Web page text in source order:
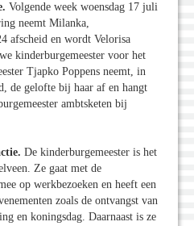
Volgende week woensdag 17 juli
neemt Milanka,
afscheid en wordt Velorisa
kinderburgemeester voor het
Tjapko Poppens neemt, in
de gelofte bij haar af en hangt
ambtsketen bij
De kinderburgemeester is het
Ze gaat met de
op werkbezoeken en heeft een
zoals de ontvangst van
en koningsdag. Daarnaast is ze